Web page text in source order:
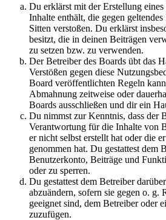
Du erklärst mit der Erstellung eines
Inhalte enthält, die gegen
Sitten verstoßen. Du erklärst
besitzt, die in deinen Beiträgen
zu setzen bzw. zu verwenden.
Der Betreiber des Boards übt das
Verstößen gegen diese
Board veröffentlichten Regeln
Abmahnung zeitweise oder
Boards ausschließen und dir ein
Du nimmst zur Kenntnis, dass der
Verantwortung für die Inhalte von
er nicht selbst erstellt hat oder die
genommen hat. Du gestattest dem
Benutzerkonto, Beiträge und
oder zu sperren.
Du gestattest dem Betreiber
abzuändern, sofern sie gegen o. g.
geeignet sind, dem Betreiber oder
zuzufügen.